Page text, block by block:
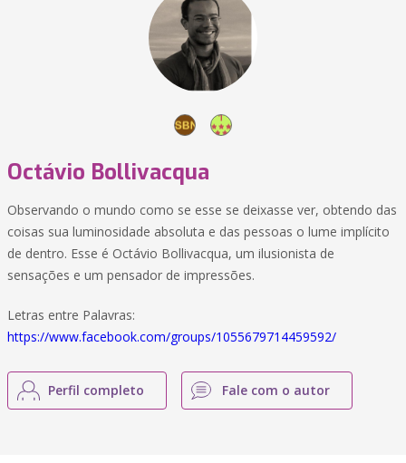
Octávio Bollivacqua
Observando o mundo como se esse se deixasse ver, obtendo das
coisas sua luminosidade absoluta e das pessoas o lume implícito
de dentro. Esse é Octávio Bollivacqua, um ilusionista de
sensações e um pensador de impressões.
Letras entre Palavras:
https://www.facebook.com/groups/1055679714459592/
Perfil completo Fale com o autor